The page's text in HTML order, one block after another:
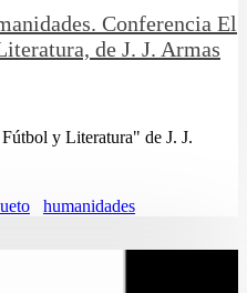
Conferencia El
de J. J. Armas
y Literatura" de J. J.
humanidades